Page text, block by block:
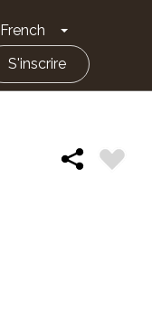
French Toggle
S'inscrire